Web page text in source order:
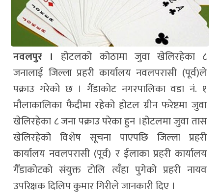
नवलपुर । होटलको कोठामा जुवा खेलिरहेका ८
जनालाई जिल्ला प्रहरी कार्यालय नवलपरासी (पूर्व)ले
पक्राउ गरेको छ । गैँडाकोट नगरपालिका वडा नं. १
मौलाकालिका फैदीमा रहेको होटल ग्रीन फरेष्टमा जुवा
खेलिरहेका ८ जना पक्राउ परेका हुन ।होटलमा जुवा तास
खेलिरहेको विशेष सूचना पाएपछि जिल्ला प्रहरी
कार्यालय नवलपरासी (पूर्व) र ईलाका प्रहरी कार्यालय
गैँडाकोटको संयुक्त टोलि त्यँहा पुगेको प्रहरी नायव
उपरिक्षक दिलिप कुमार गिरीले जानकारी दिए ।